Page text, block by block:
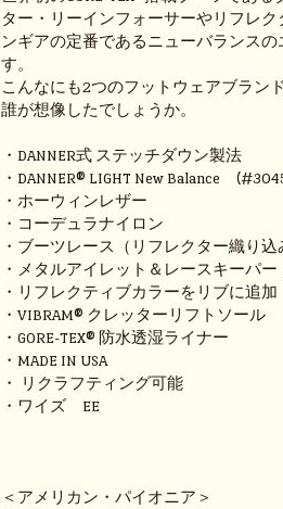
ター・リーインフォーサーやリフレ
ンギアの定番であるニューバランス
す。
こんなにも2つのフットウェアブラン
誰が想像したでしょうか。
・DANNER式 ステッチダウン製法
・DANNER® LIGHT New Balance
・ホーウィンレザー
・コーデュラナイロン
・ブーツレース（リフレクター織り込
・メタルアイレット＆レースキーパ
・リフレクティブカラーをリブに追加
・VIBRAM® クレッターリフトソール
・GORE-TEX® 防水透湿ライナー
・MADE IN USA
・ リクラフティング可能
・ワイズ EE
＜アメリカン・パイオニア＞